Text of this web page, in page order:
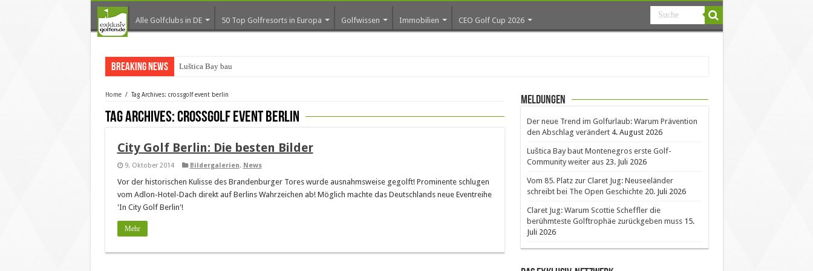
Alle Golfclubs in DE 50 Top Golfresorts in Europa Golfwissen Immobilien CEO Golf Cup 2026
Breaking News Luštica Bay baut Monte
Home / Tag Archives: crossgolf event berlin
Tag Archives:crossgolf event berlin
City Golf Berlin: Die besten Bilder
9. Oktober 2014 Bildergalerien, News
Vor der historischen Kulisse des Brandenburger Tores wurde ausnahmsweise gegolft! Prominente schlugen
vom Adlon-Hotel-Dach direkt auf Berlins Wahrzeichen ab! Möglich machte das Deutschlands neue Eventreihe
'In City Golf Berlin'!
Mehr
Meldungen
Der neue Trend im Golfurlaub: Warum Prävention
den Abschlag verändert 4. August 2026
Luštica Bay baut Montenegros erste Golf-
Community weiter aus 23. Juli 2026
Vom 85. Platz zur Claret Jug: Neuseeländer
schreibt bei The Open Geschichte 20. Juli 2026
Claret Jug: Warum Scottie Scheffler die
berühmteste Golftrophäe zurückgeben muss 15.
Juli 2026